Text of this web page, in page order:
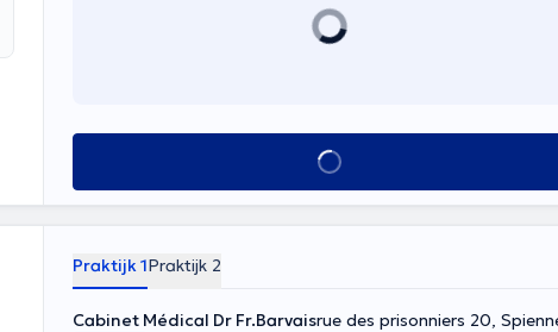
Alles zien
Praktijk 1Praktijk 2
Cabinet Médical Dr Fr.Barvaisrue des prisonniers 20,